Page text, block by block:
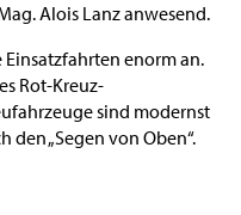
Alois Lanz anwesend.
enorm an.
Rot-Kreuz-
sind modernst
„Segen von Oben“.